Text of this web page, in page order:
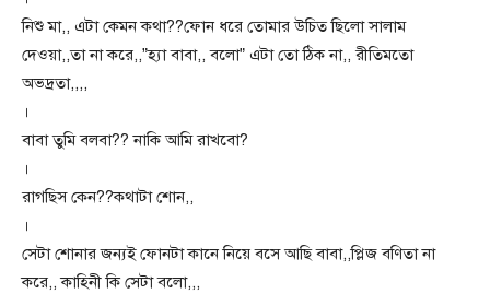
নিশু মা,, এটা কেমন কথা??ফোন ধরে তোমার উচিত ছিলো সালাম
দেওয়া,,তা না করে,,”হ্যা বাবা,, বলো” এটা তো ঠিক না,, রীতিমতো
অভদ্রতা,,,,
।
বাবা তুমি বলবা?? নাকি আমি রাখবো?
।
রাগছিস কেন??কথাটা শোন,,
।
সেটা শোনার জন্যই ফোনটা কানে নিয়ে বসে আছি বাবা,,প্লিজ বণিতা না
করে,, কাহিনী কি সেটা বলো,,,